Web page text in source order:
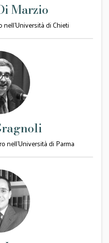
Marzio
di Chieti
nell’Università di Parma